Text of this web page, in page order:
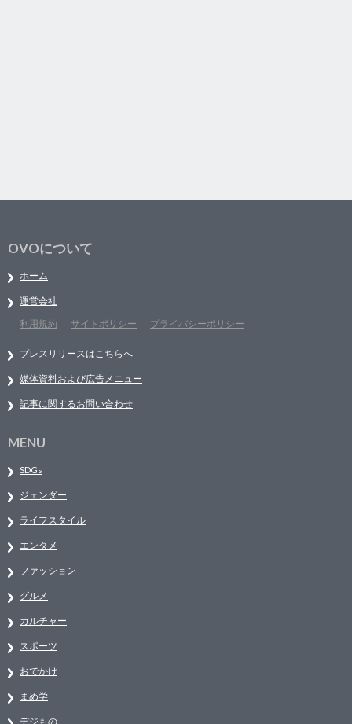
OVOについて
ホーム
運営会社
利用規約
サイトポリシー プライバシーポリシー
プレスリリースはこちらへ
媒体資料および広告メニュー
記事に関するお問い合わせ
MENU
SDGs
ジェンダー
ライフスタイル
エンタメ
ファッション
グルメ
カルチャー
スポーツ
おでかけ
まめ学
デジもの